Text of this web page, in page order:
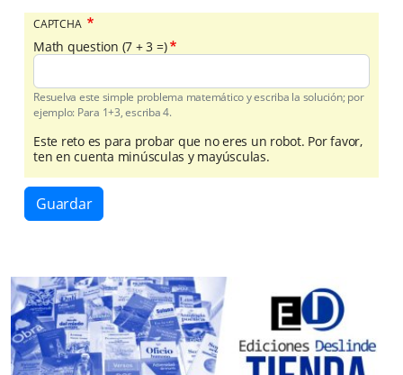
CAPTCHA
Math question (7 + 3 =)
Resuelva este simple problema matemático y escriba la solución; por
ejemplo: Para 1+3, escriba 4.
Este reto es para probar que no eres un robot. Por favor,
ten en cuenta minúsculas y mayúsculas.
Guardar